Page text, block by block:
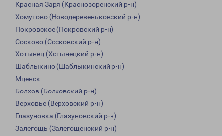
Красная Заря (Краснозоренский р-н)
Хомутово (Новодеревеньковский р-н)
Покровское (Покровский р-н)
Сосково (Сосковский р-н)
Хотынец (Хотынецкий р-н)
Шаблыкино (Шаблыкинский р-н)
Мценск
Болхов (Болховский р-н)
Верховье (Верховский р-н)
Глазуновка (Глазуновский р-н)
Залегощь (Залегощенский р-н)